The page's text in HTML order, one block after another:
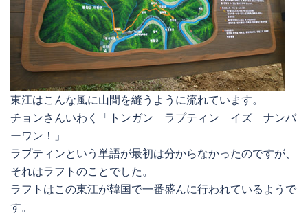
東江はこんな風に山間を縫うように流れています。
チョンさんいわく「トンガン ラプティン イズ ナンバ
ーワン！」
ラプティンという単語が最初は分からなかったのですが、
それはラフトのことでした。
ラフトはこの東江が韓国で一番盛んに行われているようで
す。